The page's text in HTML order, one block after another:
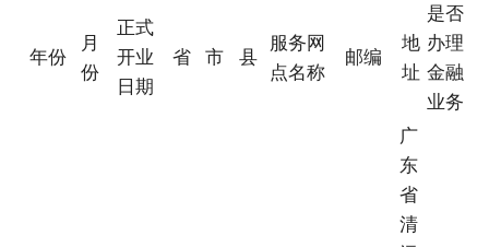
年份
月
份
正式
开业
日期
省 市 县
服务网
点名称
邮编
地
址
是否
办理
金融
业务
广
东
省
清